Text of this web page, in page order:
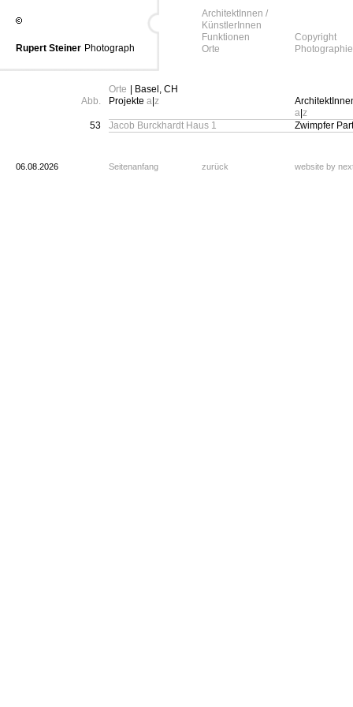
Rupert Steiner Photograph
ArchitektInnen /
KünstlerInnen
Funktionen
Orte
Copyright
Photographie
Orte
| Basel, CH
Abb.
Projekte a z
a z
53
Jacob Burckhardt Haus 1 Zwimpfer
06.08.2026 Seitenanfang zurück website by